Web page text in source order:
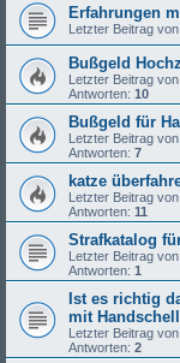
Erfahrungen
Letzter Beitrag von
Bußgeld
Letzter Beitrag von
Antworten: 10
Bußgeld für
Letzter Beitrag von
Antworten: 7
katze
Letzter Beitrag von
Antworten: 11
Strafkatalog
Letzter Beitrag von
Antworten: 1
Ist es richtig
mit
Letzter Beitrag von
Antworten: 2